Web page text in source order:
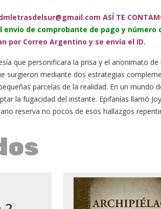
ASÍ TE
de comprobante de pago y número
por Correo Argentino y se envía el ID.
que personificara la prisa y el anonimato
surgieron mediante dos estrategias
parcelas de la realidad. En un mundo
la fugacidad del instante. Epifanías llamó
reserva no pocos de esos hallazgos